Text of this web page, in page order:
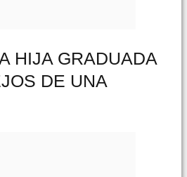
HIJA GRADUADA
DE UNA